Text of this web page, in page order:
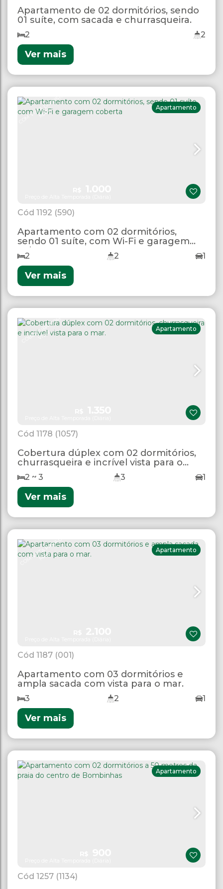
Apartamento de 02 dormitórios, sendo
01 suíte, com sacada e churrasqueira.
2 2
Ver mais
C
O
M
VI
S
T
A
D
O
VI
S
T
A
M
A
R
1192 (590)
Apartamento
Apartamento com 02 dormitórios,
sendo 01 suíte, com Wi-Fi e garagem
coberta
2 2 1
Ver mais
C
O
B
E
R
T
U
R
A
C
O
M
VI
S
T
A
1178 (1057)
Apartamento
Cobertura dúplex com 02 dormitórios,
churrasqueira e incrível vista para o
mar.
2 ~ 3 3 1
Ver mais
C
O
M
VI
S
T
A
P
A
R
A
O
M
A
R
1187 (001)
Apartamento
Apartamento com 03 dormitórios e
ampla sacada com vista para o mar.
3 2 1
Ver mais
1257 (1134)
Apartamento